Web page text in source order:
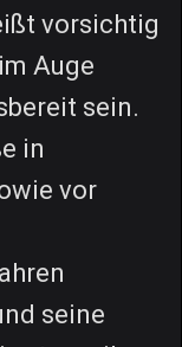
vorsichtig
Auge
sein.
in
vor
seine